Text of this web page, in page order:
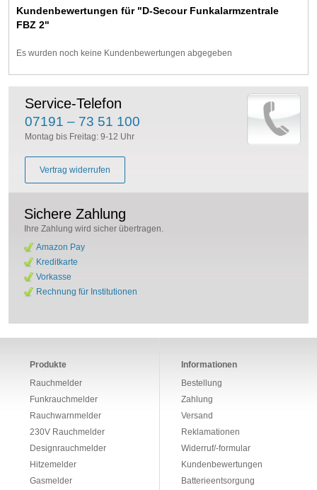
Kundenbewertungen für "D-Secour Funkalarmzentrale
FBZ 2"
Es wurden noch keine Kundenbewertungen abgegeben
Service-Telefon
07191 – 73 51 100
Montag bis Freitag: 9-12 Uhr
Vertrag widerrufen
Sichere Zahlung
Ihre Zahlung wird sicher übertragen.
Amazon Pay
Kreditkarte
Vorkasse
Rechnung für Institutionen
Produkte
Rauchmelder
Funkrauchmelder
Rauchwarnmelder
230V Rauchmelder
Designrauchmelder
Hitzemelder
Gasmelder
Informationen
Bestellung
Zahlung
Versand
Reklamationen
Widerruf/-formular
Kundenbewertungen
Batterieentsorgung